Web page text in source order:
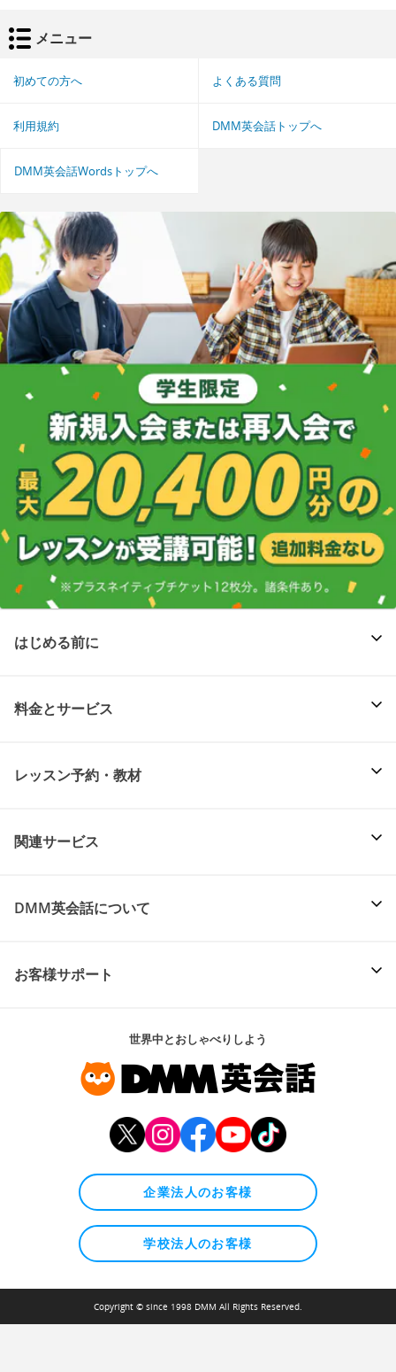
メニュー
初めての方へ よくある質問
利用規約 DMM英会話トップへ
DMM英会話Wordsトップへ
はじめる前に
料金とサービス
レッスン予約・教材
関連サービス
DMM英会話について
お客様サポート
世界中とおしゃべりしよう
企業法人のお客様
学校法人のお客様
Copyright © since 1998 DMM All Rights Reserved.